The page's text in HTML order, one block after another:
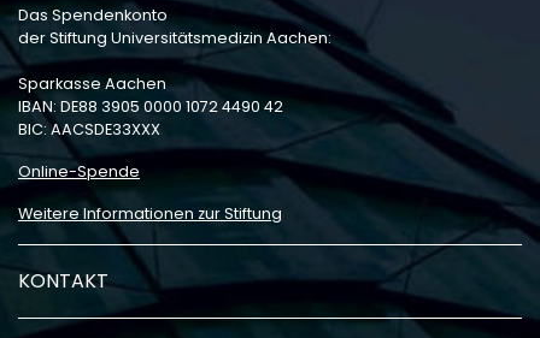
Das Spendenkonto
der Stiftung Universitätsmedizin Aachen:
Sparkasse Aachen
IBAN: DE88 3905 0000 1072 4490 42
BIC: AACSDE33XXX
Online-Spende
Weitere Informationen zur Stiftung
KONTAKT